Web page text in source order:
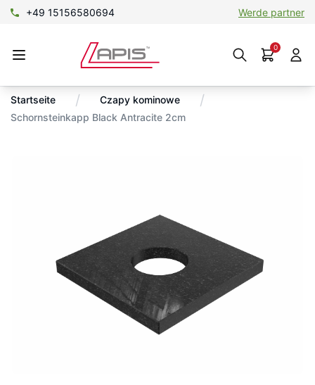
+49 15156580694 Werde partner
0
Startseite / Czapy kominowe /
Schornsteinkapp Black Antracite 2cm